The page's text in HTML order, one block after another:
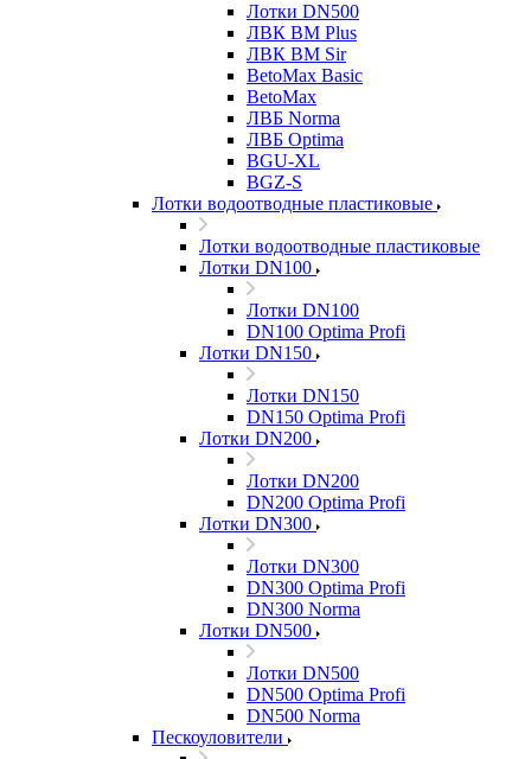
Лотки DN500
ЛВК ВМ Plus
ЛВК ВМ Sir
BetoMax Basic
BetoMax
ЛВБ Norma
ЛВБ Optima
BGU-XL
BGZ-S
Лотки водоотводные пластиковые
Лотки водоотводные пластиковые
Лотки DN100
Лотки DN100
DN100 Optima Profi
Лотки DN150
Лотки DN150
DN150 Optima Profi
Лотки DN200
Лотки DN200
DN200 Optima Profi
Лотки DN300
Лотки DN300
DN300 Optima Profi
DN300 Norma
Лотки DN500
Лотки DN500
DN500 Optima Profi
DN500 Norma
Пескоуловители